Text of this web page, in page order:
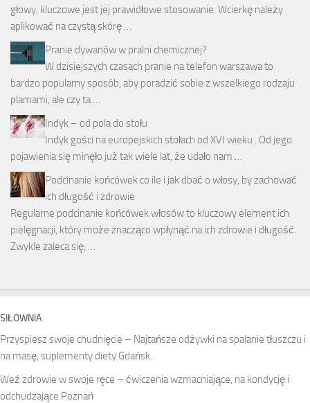
głowy, kluczowe jest jej prawidłowe stosowanie. Wcierkę należy
aplikować na czystą skórę …
Pranie dywanów w pralni chemicznej?
W dzisiejszych czasach pranie na telefon warszawa to
bardzo popularny sposób, aby poradzić sobie z wszelkiego rodzaju
plamami, ale czy ta …
Indyk – od pola do stołu
Indyk gości na europejskich stołach od XVI wieku . Od jego
pojawienia się minęło już tak wiele lat, że udało nam …
Podcinanie końcówek co ile i jak dbać o włosy, by zachować
ich długość i zdrowie
Regularne podcinanie końcówek włosów to kluczowy element ich
pielęgnacji, który może znacząco wpłynąć na ich zdrowie i długość.
Zwykle zaleca się, …
SIŁOWNIA
Przyspiesz swoje chudnięcie – Najtańsze odżywki na spalanie tłuszczu i
na masę, suplementy diety Gdańsk.
Weź zdrowie w swoje ręce – ćwiczenia wzmacniające, na kondycję i
odchudzające Poznań